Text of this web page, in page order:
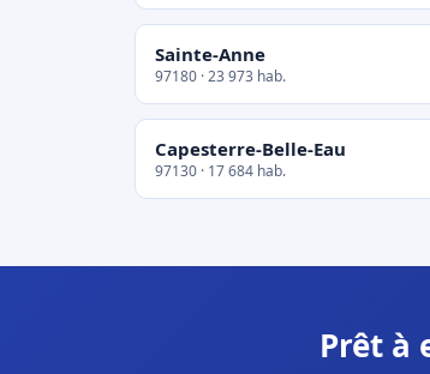
Sainte-Anne
97180 · 23 973 hab.
Capesterre-Belle-Eau
97130 · 17 684 hab.
Prêt à